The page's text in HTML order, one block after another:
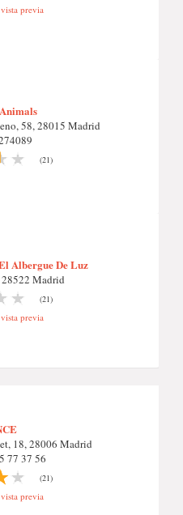
previa
58, 28015 Madrid
(21)
Albergue De Luz
Madrid
(21)
previa
18, 28006 Madrid
77 37 56
(21)
previa